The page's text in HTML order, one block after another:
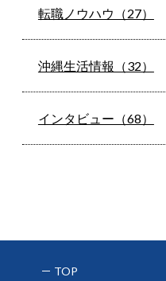
転職ノウハウ（27）
沖縄生活情報（32）
インタビュー（68）
TOP